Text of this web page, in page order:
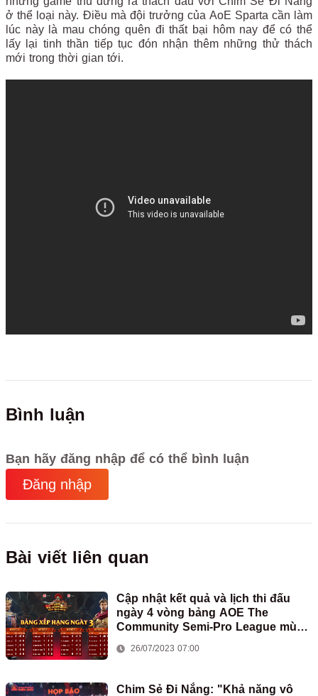
ở thể loại này. Điều mà đội trưởng của AoE Sparta cần làm
lúc này là mau chóng quên đi thất bại hôm nay để có thể
lấy lại tinh thần tiếp tục đón nhận thêm những thử thách
mới trong thời gian tới.
Bình luận
Bạn hãy đăng nhập để có thể bình luận
Đăng nhập
Bài viết liên quan
Cập nhật kết quả và lịch thi đấu
ngày 4 vòng bảng AOE The
Community Semi-Pro League mùa
26/07/2023 07:00
Chim Sẻ Đi Nắng: "Khả năng vô